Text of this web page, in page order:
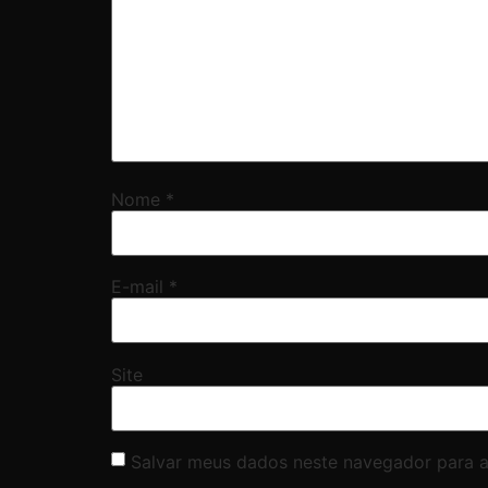
Nome *
E-mail *
Site
Salvar meus dados neste navegador para